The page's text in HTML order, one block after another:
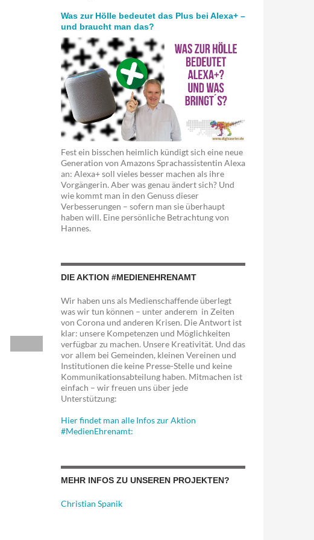
Was zur Hölle bedeutet das Plus bei Alexa+ –
und braucht man das?
Fest ein bisschen heimlich kündigt sich eine neue
Generation von Amazons Sprachassistentin Alexa
an: Alexa+ soll vieles besser machen als ihre
Vorgängerin. Aber was genau ändert sich? Und
wie kommt man in den Genuss dieser
Verbesserungen – sofern man sie überhaupt
haben will. Eine persönliche Betrachtung von
Hannes.
DIE AKTION #MEDIENEHRENAMT
Wir haben uns als Medienschaffende überlegt
was wir tun können – unter anderem in Zeiten
von Corona und anderen Krisen. Die Antwort ist
klar: unsere Kompetenzen und Möglichkeiten
verfügbar zu machen. Unsere Kreativität. Und das
vor allem bei Gemeinden, kleinen Vereinen und
Institutionen die keine Presse-Stelle und keine
Kommunikationsabteilung haben. Mitmachen ist
einfach – wir freuen uns über jede
Unterstützung:
Hier findet man alle Infos zur Aktion
#MedienEhrenamt:
MEHR INFOS ZU UNSEREN PROJEKTEN?
Christian Spanik